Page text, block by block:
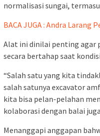
normalisasi sungai,
BACA JUGA : Andra Larang
Alat ini dinilai penting agar
secara bertahap saat
“Salah satu yang kita
salah satunya excavator
kita bisa pelan-pelahan
kolaborasi dengan balai
Menanggapi anggapan